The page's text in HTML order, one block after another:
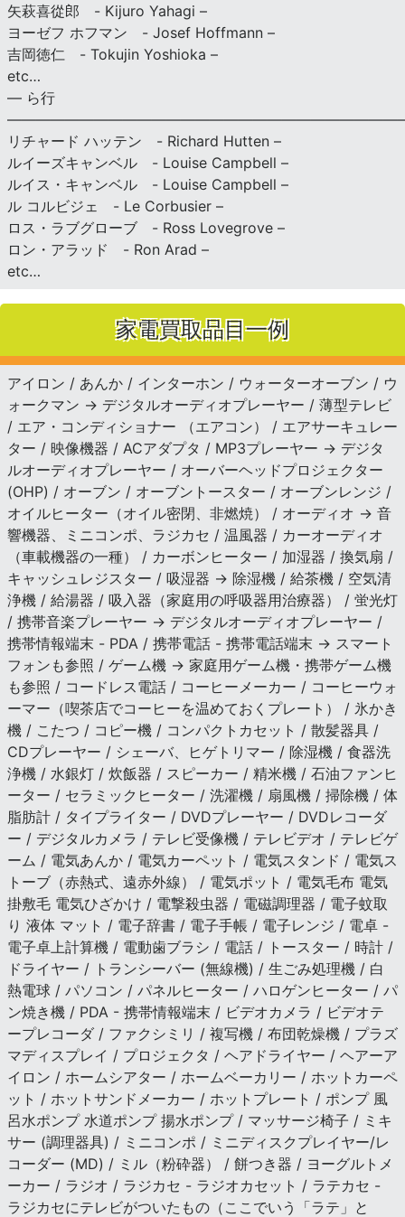
矢萩喜從郎 - Kijuro Yahagi –
ヨーゼフ ホフマン - Josef Hoffmann –
吉岡徳仁 - Tokujin Yoshioka –
etc…
— ら行
リチャード ハッテン - Richard Hutten –
ルイーズキャンベル - Louise Campbell –
ルイス・キャンベル - Louise Campbell –
ル コルビジェ - Le Corbusier –
ロス・ラブグローブ - Ross Lovegrove –
ロン・アラッド - Ron Arad –
etc…
家電買取品目一例
アイロン / あんか / インターホン / ウォーターオーブン / ウ
ォークマン → デジタルオーディオプレーヤー / 薄型テレビ
/ エア・コンディショナー （エアコン） / エアサーキュレー
ター / 映像機器 / ACアダプタ / MP3プレーヤー → デジタ
ルオーディオプレーヤー / オーバーヘッドプロジェクター
(OHP) / オーブン / オーブントースター / オーブンレンジ /
オイルヒーター（オイル密閉、非燃焼） / オーディオ → 音
響機器、ミニコンポ、ラジカセ / 温風器 / カーオーディオ
（車載機器の一種） / カーボンヒーター / 加湿器 / 換気扇 /
キャッシュレジスター / 吸湿器 → 除湿機 / 給茶機 / 空気清
浄機 / 給湯器 / 吸入器（家庭用の呼吸器用治療器） / 蛍光灯
/ 携帯音楽プレーヤー → デジタルオーディオプレーヤー /
携帯情報端末 - PDA / 携帯電話 - 携帯電話端末 → スマート
フォンも参照 / ゲーム機 → 家庭用ゲーム機・携帯ゲーム機
も参照 / コードレス電話 / コーヒーメーカー / コーヒーウォ
ーマー（喫茶店でコーヒーを温めておくプレート） / 氷かき
機 / こたつ / コピー機 / コンパクトカセット / 散髪器具 /
CDプレーヤー / シェーバ、ヒゲトリマー / 除湿機 / 食器洗
浄機 / 水銀灯 / 炊飯器 / スピーカー / 精米機 / 石油ファンヒ
ーター / セラミックヒーター / 洗濯機 / 扇風機 / 掃除機 / 体
脂肪計 / タイプライター / DVDプレーヤー / DVDレコーダ
ー / デジタルカメラ / テレビ受像機 / テレビデオ / テレビゲ
ーム / 電気あんか / 電気カーペット / 電気スタンド / 電気ス
トーブ（赤熱式、遠赤外線） / 電気ポット / 電気毛布 電気
掛敷毛 電気ひざかけ / 電撃殺虫器 / 電磁調理器 / 電子蚊取
り 液体 マット / 電子辞書 / 電子手帳 / 電子レンジ / 電卓 -
電子卓上計算機 / 電動歯ブラシ / 電話 / トースター / 時計 /
ドライヤー / トランシーバー (無線機) / 生ごみ処理機 / 白
熱電球 / パソコン / パネルヒーター / ハロゲンヒーター / パ
ン焼き機 / PDA - 携帯情報端末 / ビデオカメラ / ビデオテ
ープレコーダ / ファクシミリ / 複写機 / 布団乾燥機 / プラズ
マディスプレイ / プロジェクタ / ヘアドライヤー / ヘアーア
イロン / ホームシアター / ホームベーカリー / ホットカーペ
ット / ホットサンドメーカー / ホットプレート / ポンプ 風
呂水ポンプ 水道ポンプ 揚水ポンプ / マッサージ椅子 / ミキ
サー (調理器具) / ミニコンポ / ミニディスクプレイヤー/レ
コーダー (MD) / ミル（粉砕器） / 餅つき器 / ヨーグルトメ
ーカー / ラジオ / ラジカセ - ラジオカセット / ラテカセ -
ラジカセにテレビがついたもの（ここでいう「ラテ」と